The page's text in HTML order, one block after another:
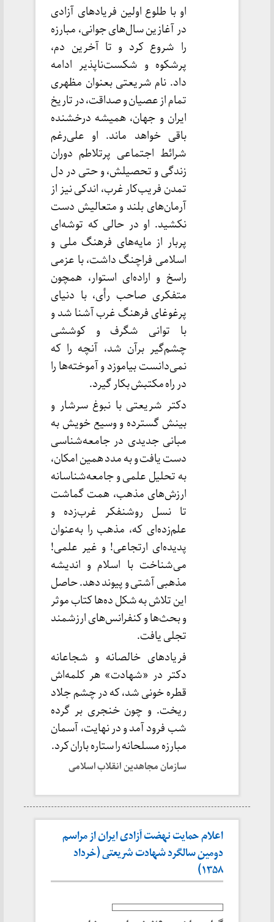
او با طلوع اولین فریادهای آزادی
در آغازین سال‌های جوانی، مبارزه
را شروع کرد و تا آخرین دم،
پرشکوه و شکست‌ناپذیر ادامه
داد. نام شریعتی بعنوان مظهری
تمام از عصیان و صداقت، در تاریخ
ایران و جهان، همیشه درخشنده
باقی خواهد ماند. او علی‌رغم
شرائط اجتماعی پرتلاطم دوران
زندگی و تحصیلش، و حتی در دل
تمدن فریب‌کار غرب، اندکی نیز از
آرمان‌های بلند و متعالیش دست
نکشید. او در حالی که توشه‌ای
پربار از مایه‌های فرهنگ ملی و
اسلامی فراچنگ داشت، با عزمی
راسخ و اراده‌ای استوار، همچون
متفکری صاحب رأی، با دنیای
پرغوغای فرهنگ غرب آشنا شد و
با توانی شگرف و کوششی
چشم‌گیر برآن شد، آنچه را که
نمی‌دانست بیاموزد و آموخته‌ها را
در راه مکتبش بکار گیرد.
دکتر شریعتی با نبوغ سرشار و
بینش گسترده و وسیع خویش به
مبانی جدیدی در جامعه‌شناسی
دست یافت و به مدد همین امکان،
به تحلیل علمی و جامعه‌شناسانه
ارزش‌های مذهب، همت گماشت
تا نسل روشنفکر غرب‌زده و
علم‌زده‌ای که، مذهب را به‌عنوان
پدیده‌ای ارتجاعی! و غیر علمی!
می‌شناخت با اسلام و اندیشه
مذهبی آشتی و پیوند دهد. حاصل
این تلاش به شکل ده‌ها کتاب موثر
و بحث‌ها و کنفرانس‌های ارزشمند
تجلی یافت.
فریادهای خالصانه و شجاعانه
دکتر در «شهادت» هر کلمه‌اش
قطره خونی شد، که در چشم جلاد
ریخت. و چون خنجری بر گرده
شب فرود آمد و در نهایت، آسمان
مبارزه مسلحانه را ستاره باران کرد.
سازمان مجاهدین انقلاب اسلامی
اعلام حمایت نهضت آزادی ایران از مراسم
دومین سالگرد شهادت شریعتی (خرداد
۱۳۵۸)